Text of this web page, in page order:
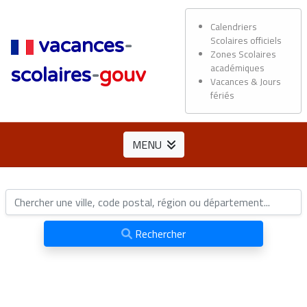
vacances-
scolaires-gouv
Calendriers
Scolaires officiels
Zones Scolaires
académiques
Vacances & Jours
fériés
MENU
Rechercher